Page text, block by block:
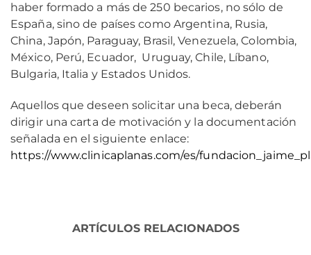
haber formado a más de 250 becarios, no sólo de
España, sino de países como Argentina, Rusia,
China, Japón, Paraguay, Brasil, Venezuela, Colombia,
México, Perú, Ecuador, Uruguay, Chile, Líbano,
Bulgaria, Italia y Estados Unidos.
Aquellos que deseen solicitar una beca, deberán
dirigir una carta de motivación y la documentación
señalada en el siguiente enlace:
https://www.clinicaplanas.com/es/
ARTÍCULOS RELACIONADOS